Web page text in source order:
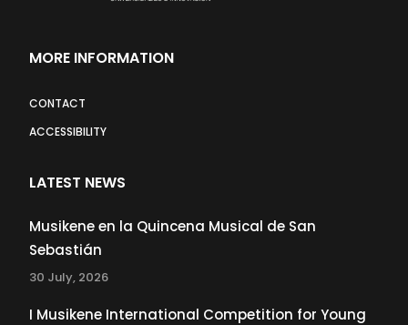
MORE INFORMATION
CONTACT
ACCESSIBILITY
LATEST NEWS
Musikene en la Quincena Musical de San
Sebastián
30 July, 2026
I Musikene International Competition for Young